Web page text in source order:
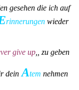
gesehen die ich auf
rinnerungenwieder
give up,, zu geben
deinAtem nehmen